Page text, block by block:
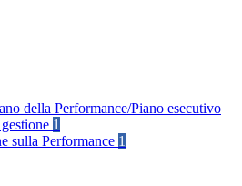
della Performance/Piano esecutivo
1
sulla Performance 1